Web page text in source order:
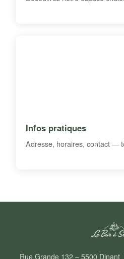
Infos pratiques
Adresse, horaires, contact —
Rue Grande 132 – 5500 Dinant